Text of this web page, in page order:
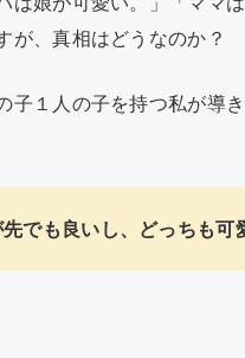
が、真相はどうなのか？
子１人の子を持つ私が導
でも良いし、どっちも可